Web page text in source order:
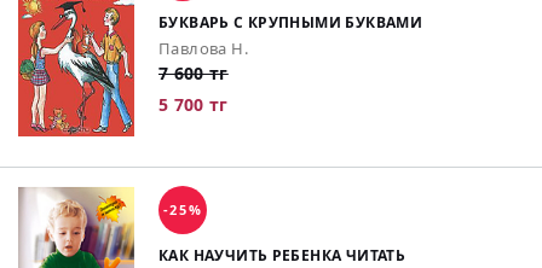
БУКВАРЬ С КРУПНЫМИ БУКВАМИ
Павлова Н.
7 600 тг
5 700 тг
-25%
КАК НАУЧИТЬ РЕБЕНКА ЧИТАТЬ